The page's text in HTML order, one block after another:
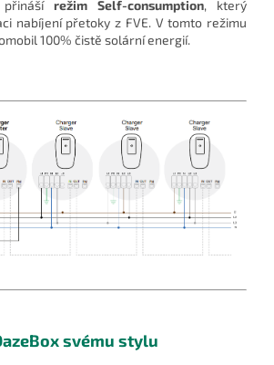
režim Self-consumption, který
nabíjení přetoky z FVE. V tomto režimu
100% čistě solární energií.
svému stylu